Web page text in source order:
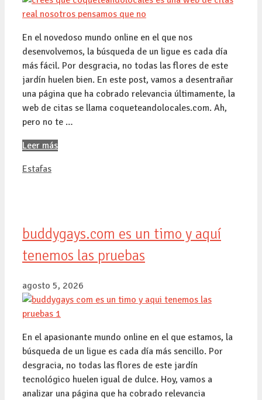
En el novedoso mundo online en el que nos
desenvolvemos, la búsqueda de un ligue es cada día
más fácil. Por desgracia, no todas las flores de este
jardín huelen bien. En este post, vamos a desentrañar
una página que ha cobrado relevancia últimamente, la
web de citas se llama coqueteandolocales.com. Ah,
pero no te …
Leer más
Categorías
Estafas
buddygays.com es un timo y aquí
tenemos las pruebas
agosto 5, 2026
En el apasionante mundo online en el que estamos, la
búsqueda de un ligue es cada día más sencillo. Por
desgracia, no todas las flores de este jardín
tecnológico huelen igual de dulce. Hoy, vamos a
analizar una página que ha cobrado relevancia